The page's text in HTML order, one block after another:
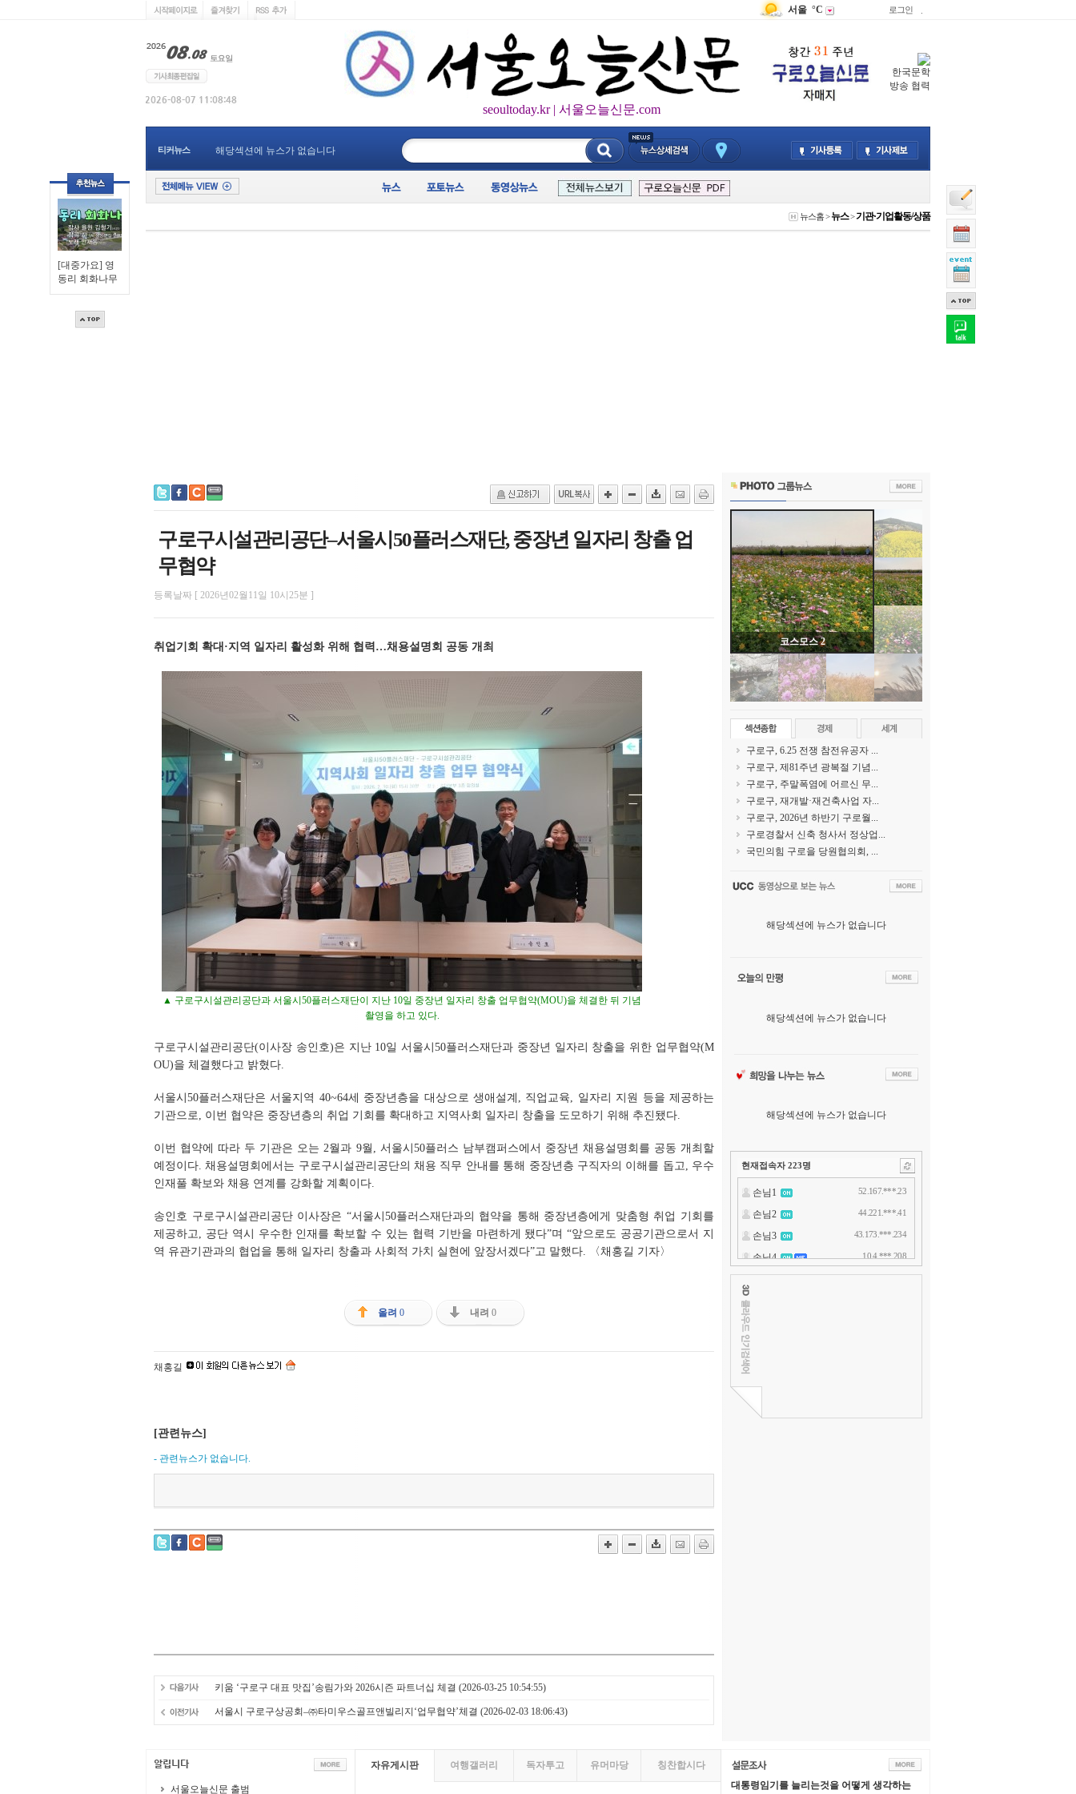
[대중가요] 영
동리 회화나무
서울 °C 로그인
seoultoday.kr | 서울오늘신문.com
한국문학
방송 협력
티커뉴스 해당섹션에 뉴스가 없습니다
뉴스홈>뉴스>기관·기업활동/상품
구로구시설관리공단–서울시50플러스재단, 중장년 일자리 창출 업
무협약
등록날짜 [ 2026년02월11일 10시25분 ]
취업기회 확대·지역 일자리 활성화 위해 협력…채용설명회 공동 개최
▲ 구로구시설관리공단과 서울시50플러스재단이 지난 10일 중장년 일자리 창출 업무협약(MOU)을 체결한 뒤 기념
촬영을 하고 있다.
구로구시설관리공단(이사장 송인호)은 지난 10일 서울시50플러스재단과 중장년 일자리 창출을 위한 업무협약(M
OU)을 체결했다고 밝혔다.
서울시50플러스재단은 서울지역 40~64세 중장년층을 대상으로 생애설계, 직업교육, 일자리 지원 등을 제공하는
기관으로, 이번 협약은 중장년층의 취업 기회를 확대하고 지역사회 일자리 창출을 도모하기 위해 추진됐다.
이번 협약에 따라 두 기관은 오는 2월과 9월, 서울시50플러스 남부캠퍼스에서 중장년 채용설명회를 공동 개최할
예정이다. 채용설명회에서는 구로구시설관리공단의 채용 직무 안내를 통해 중장년층 구직자의 이해를 돕고, 우수
인재풀 확보와 채용 연계를 강화할 계획이다.
송인호 구로구시설관리공단 이사장은 “서울시50플러스재단과의 협약을 통해 중장년층에게 맞춤형 취업 기회를
제공하고, 공단 역시 우수한 인재를 확보할 수 있는 협력 기반을 마련하게 됐다”며 “앞으로도 공공기관으로서 지
역 유관기관과의 협업을 통해 일자리 창출과 사회적 가치 실현에 앞장서겠다”고 말했다. 〈채홍길 기자〉
올려 0 내려 0
채홍길
[관련뉴스]
- 관련뉴스가 없습니다.
키움 ‘구로구 대표 맛집’송림가와 2026시즌 파트너십 체결 (2026-03-25 10:54:55)
서울시 구로구상공회–㈜타미우스골프앤빌리지‘업무협약’체결 (2026-02-03 18:06:43)
코스모스 2
구로구, 6.25 전쟁 참전유공자 ...
구로구, 제81주년 광복절 기념...
구로구, 주말폭염에 어르신 무...
구로구, 재개발·재건축사업 자...
구로구, 2026년 하반기 구로월...
구로경찰서 신축 청사서 정상업...
국민의힘 구로을 당원협의회, ...
해당섹션에 뉴스가 없습니다
해당섹션에 뉴스가 없습니다
해당섹션에 뉴스가 없습니다
현재접속자 223명
서울오늘신문 출범
자유게시판 여행갤러리 독자투고 유머마당
칭찬합시다
대통령임기를 늘리는것을 어떻게 생각하는